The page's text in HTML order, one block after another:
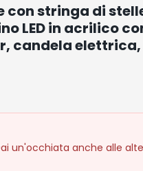
con stringa di
LED in acrilico
candela
un'occhiata anche alle